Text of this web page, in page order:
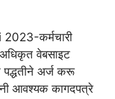
कर्मचारी
अधिकृत वेबसाइट
अर्ज करू
आवश्यक कागदपत्रे